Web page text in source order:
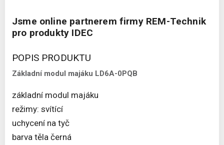
Jsme online partnerem firmy REM-Technik
pro produkty IDEC
POPIS PRODUKTU
Základní modul majáku LD6A-0PQB
základní modul majáku
režimy: svítící
uchycení na tyč
barva těla černá